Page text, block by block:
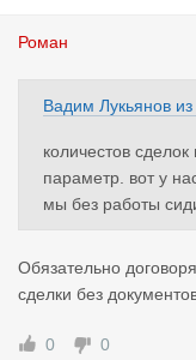
Роман
Вадим Лукьянов из
количестов
параметр. вот у
мы без работы
Обязательно
сделки без
0 0